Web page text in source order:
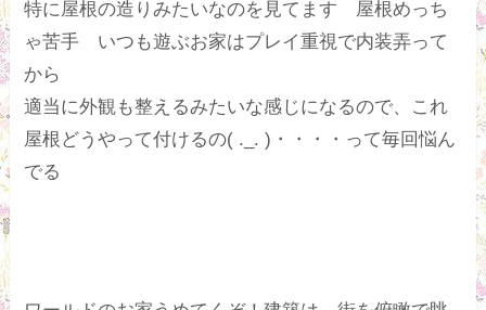
特に屋根の造りみたいなのを見てます 屋根めっち
ゃ苦手 いつも遊ぶお家はプレイ重視で内装弄って
から
適当に外観も整えるみたいな感じになるので、これ
屋根どうやって付けるの( ._. )・・・・って毎回悩ん
でる